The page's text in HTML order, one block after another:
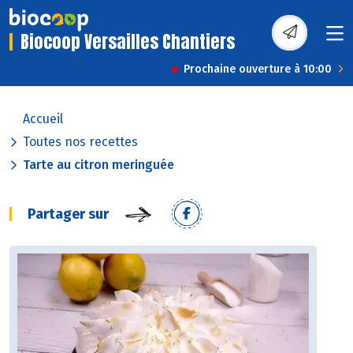
Biocoop Versailles Chantiers
Prochaine ouverture à 10:00
Accueil
Toutes nos recettes
Tarte au citron meringuée
Partager sur